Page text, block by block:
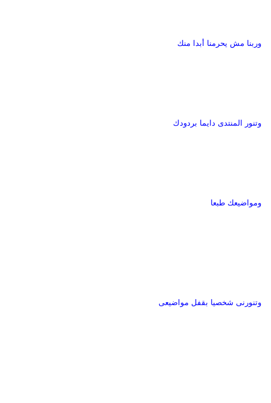
وربنا مش يحرمنا أبدا منك
وتنور المنتدى دايما بردودك
ومواضيعك طبعا
وتنورنى شخصيا بقفل مواضيعى